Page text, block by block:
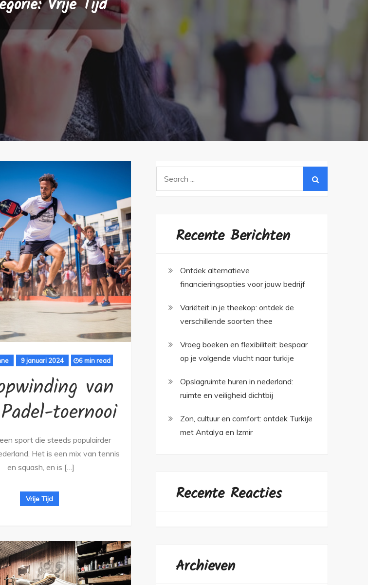
9 januari 2024 6 min read
van
toernooi
sport die steeds populairder
Het is een mix van tennis
en squash, en is […]
Vrije Tijd
Recente Berichten
Ontdek alternatieve
financieringsopties voor jouw bedrijf
Variëteit in je theekop: ontdek de
verschillende soorten thee
Vroeg boeken en flexibiliteit: bespaar
op je volgende vlucht naar turkije
Opslagruimte huren in nederland:
ruimte en veiligheid dichtbij
Zon, cultuur en comfort: ontdek Turkije
met Antalya en Izmir
Recente Reacties
Archieven